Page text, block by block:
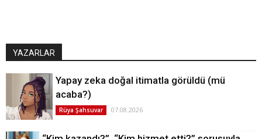
YAZARLAR
Yapay zeka doğal itimatla görüldü (mü
acaba?)
Rüya Şahsuvar 07.08.2026